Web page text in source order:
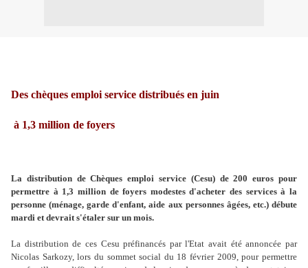
Des chèques emploi service distribués en juin
à 1,3 million de foyers
La distribution de Chèques emploi service (Cesu) de 200 euros pour
permettre à 1,3 million de foyers modestes d'acheter des services à la
personne (ménage, garde d'enfant, aide aux personnes âgées, etc.) débute
mardi et devrait s'étaler sur un mois.
La distribution de ces Cesu préfinancés par l'Etat avait été annoncée par
Nicolas Sarkozy, lors du sommet social du 18 février 2009, pour permettre